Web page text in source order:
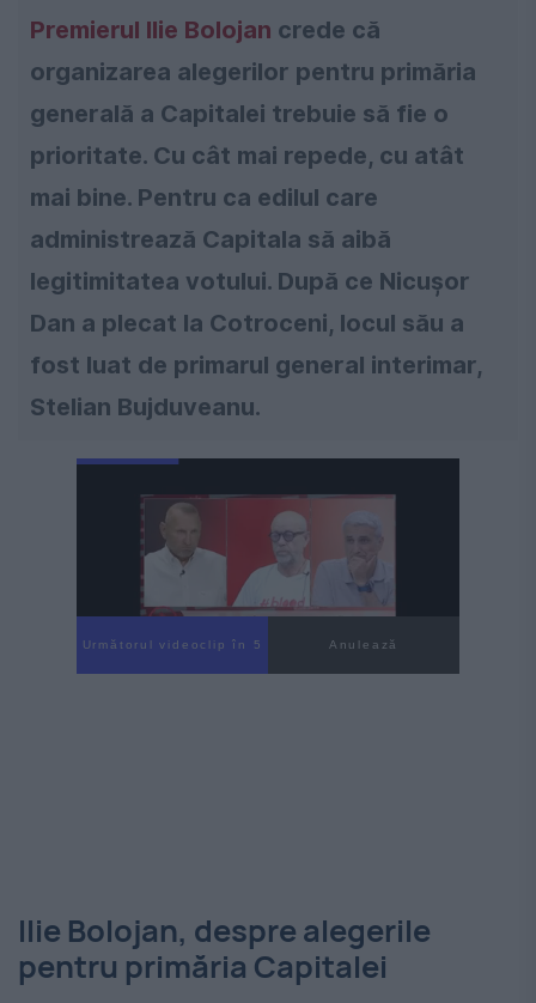
Premierul Ilie Bolojan crede că
organizarea alegerilor pentru primăria
generală a Capitalei trebuie să fie o
prioritate. Cu cât mai repede, cu atât
mai bine. Pentru ca edilul care
administrează Capitala să aibă
legitimitatea votului. După ce Nicușor
Dan a plecat la Cotroceni, locul său a
fost luat de primarul general interimar,
Stelian Bujduveanu.
Următorul videoclip în 4 Anulează
Ilie Bolojan, despre alegerile
pentru primăria Capitalei